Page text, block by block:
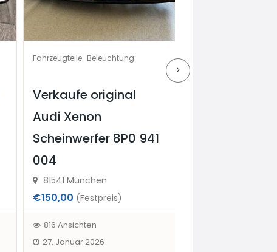
Fahrzeugteile Beleuchtung
Verkaufe original
Audi Xenon
Scheinwerfer 8P0 941
004
81541 München
€150,00 (Festpreis)
816 Ansichten
27. Januar 2026